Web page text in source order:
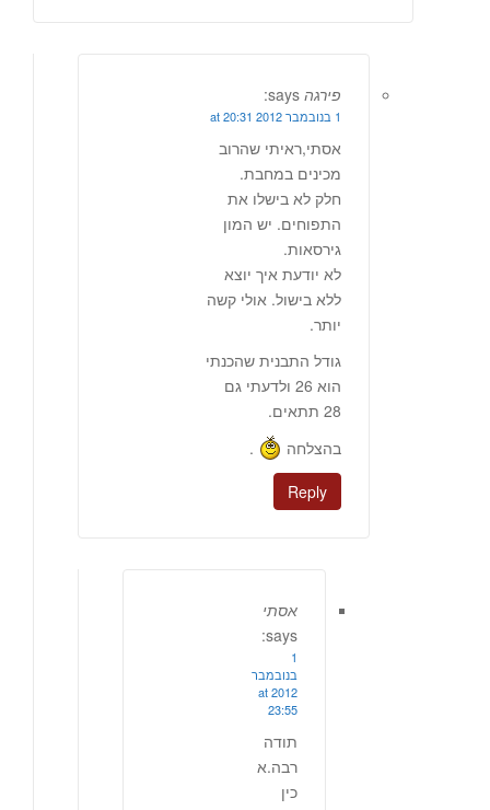
פירגה says:
1 בנובמבר 2012 at 20:31
אסתי,ראיתי שהרוב
מכינים במחבת.
חלק לא בישלו את
התפוחים. יש המון
גירסאות.
לא יודעת איך יוצא
ללא בישול. אולי קשה
יותר.
גודל התבנית שהכנתי
הוא 26 ולדעתי גם
28 תתאים.
בהצלחה
.
Reply
אסתי
says:
1
בנובמבר
2012 at
23:55
תודה
רבה.א
כין